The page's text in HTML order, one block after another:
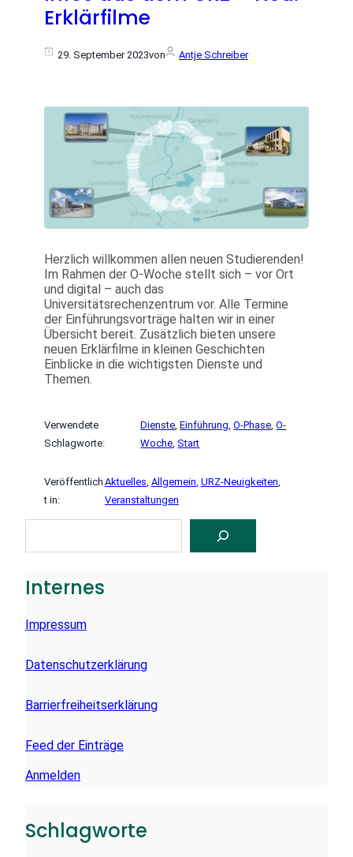
Erklärfilme
29. September 2023von Antje Schreiber
Herzlich willkommen allen neuen Studierenden!
Im Rahmen der O-Woche stellt sich – vor Ort
und digital – auch das
Universitätsrechenzentrum vor. Alle Termine
der Einführungsvorträge halten wir in einer
Übersicht bereit. Zusätzlich bieten unsere
neuen Erklärfilme in kleinen Geschichten
Einblicke in die wichtigsten Dienste und
Themen.
Verwendete
Schlagworte:
Dienste , Einführung , O-Phase , O-
Woche , Start
Veröffentlich
t in:
Aktuelles Allgemein URZ-Neuigkeiten
Veranstaltungen
C
Internes
Impressum
Datenschutzerklärung
Barrierfreiheitserklärung
Feed der Einträge
Anmelden
Schlagworte